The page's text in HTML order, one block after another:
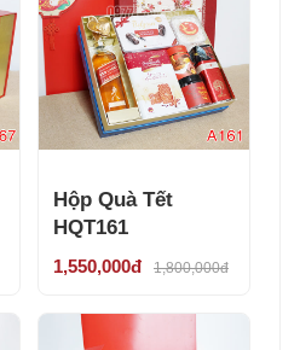
Hộp Quà Tết
HQT161
1,550,000đ 1,800,000đ